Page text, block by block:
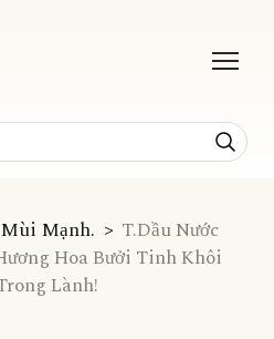
Mạnh.
T.Dầu Nước
Hoa Bưởi Tinh Khôi
Lành!